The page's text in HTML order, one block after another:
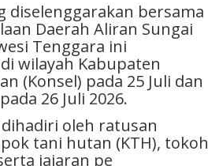
diselenggarakan bersama
Daerah Aliran Sungai
Tenggara ini
wilayah Kabupaten
(Konsel) pada 25 Juli dan
26 Juli 2026.
oleh ratusan
tani hutan (KTH), tokoh
jajaran pe